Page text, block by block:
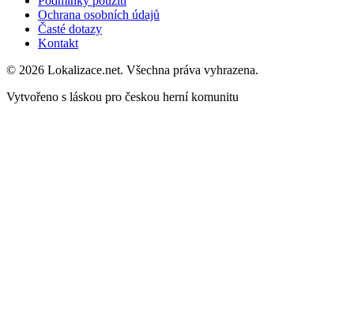
Ochrana osobních údajů
Časté dotazy
Kontakt
© 2026 Lokalizace.net. Všechna práva vyhrazena.
Vytvořeno s láskou pro českou herní komunitu